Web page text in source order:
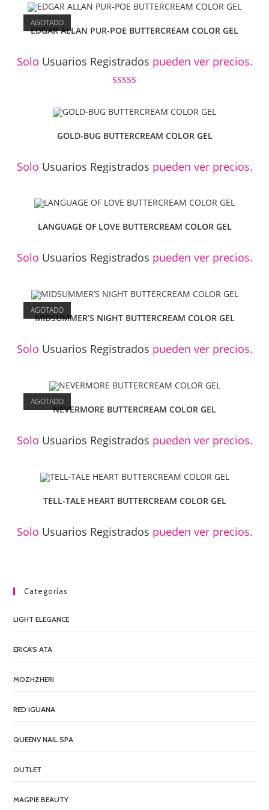
AGOTADO
EDGAR ALLAN PUR-POE BUTTERCREAM COLOR GEL
Solo Usuarios Registrados pueden ver precios.
GOLD-BUG BUTTERCREAM COLOR GEL
Solo Usuarios Registrados pueden ver precios.
LANGUAGE OF LOVE BUTTERCREAM COLOR GEL
Solo Usuarios Registrados pueden ver precios.
AGOTADO
MIDSUMMER’S NIGHT BUTTERCREAM COLOR GEL
Solo Usuarios Registrados pueden ver precios.
AGOTADO
NEVERMORE BUTTERCREAM COLOR GEL
Solo Usuarios Registrados pueden ver precios.
TELL-TALE HEART BUTTERCREAM COLOR GEL
Solo Usuarios Registrados pueden ver precios.
Categorías
LIGHT ELEGANCE
ERICA'S ATA
MOZHZHERI
RED IGUANA
QUEENV NAIL SPA
OUTLET
MAGPIE BEAUTY